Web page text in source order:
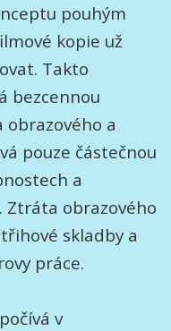
pouhým
kopie už
Takto
bezcennou
a
pouze částečnou
a
Ztráta obrazového
skladby a
práce.
v